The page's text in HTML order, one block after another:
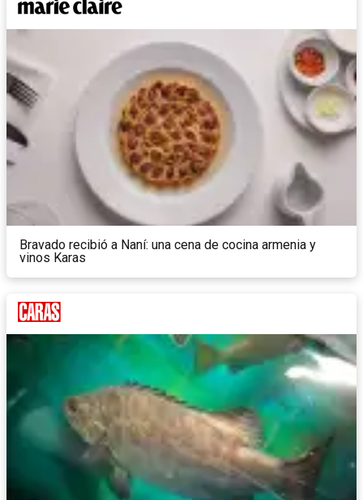
Bravado recibió a Naní: una cena de cocina armenia y
vinos Karas